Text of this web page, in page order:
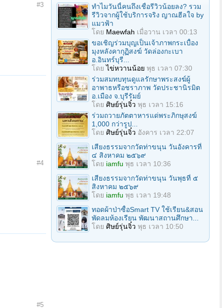
#3
#4
#5
ทำไมวันนี้คนถึงเชื่อรีวิวน้อยลง? รวม
รีวิวจากผู้ใช้บริการจริง ญาณฮีลใจ by
แมวฟ้า
โดย Maewfah เมื่อวาน เวลา 00:13
ขอเชิญร่วมบุญเป็นเจ้าภาพกระเบื้อง
มุงหลังคากุฏิสงฆ์ วัดล่องกะเบา
อ.อินทร์บุรี...
โดยไข่หวานน้อย พุธ เวลา 07:30
ร่วมสมทบทุนดูแลรักษาพระสงฆ์ผู้
อาพาธหรือชราภาพ วัดประชานิรมิต
อ.เมือง จ.บุรีรัมย์
โดย ศิษย์รุ่นจิ๋ว พุธ เวลา 15:16
ร่วมถวายภัตตาหารแด่พระภิกษุสงฆ์
1,000 กว่ารูป...
โดย ศิษย์รุ่นจิ๋ว อังคาร เวลา 22:07
เสียงธรรมจากวัดท่าขนุน วันอังคารที่
๔ สิงหาคม ๒๕๖๙
โดย iamfu พุธ เวลา 10:36
เสียงธรรมจากวัดท่าขนุน วันพุธที่ ๕
สิงหาคม ๒๕๖๙
โดย iamfu พุธ เวลา 19:48
ทอดผ้าป่าซื้อSmart TV ใช้เรียน&สอน
พัดลมห้องเรียน พัฒนาสถานศึกษา...
โดย ศิษย์รุ่นจิ๋ว พุธ เวลา 10:50